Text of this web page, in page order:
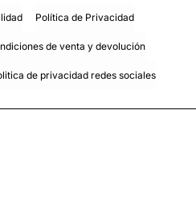
Política de Privacidad
de venta y devolución
de privacidad redes sociales